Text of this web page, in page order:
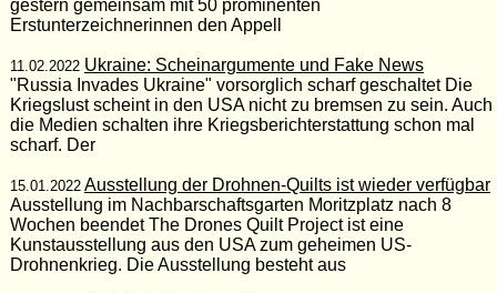
gestern gemeinsam mit 50 prominenten
Erstunterzeichnerinnen den Appell
11.02.2022 Ukraine: Scheinargumente und Fake News
"Russia Invades Ukraine" vorsorglich scharf geschaltet Die
Kriegslust scheint in den USA nicht zu bremsen zu sein. Auch
die Medien schalten ihre Kriegsberichterstattung schon mal
scharf. Der
15.01.2022 Ausstellung der Drohnen-Quilts ist wieder verfügbar
Ausstellung im Nachbarschaftsgarten Moritzplatz nach 8
Wochen beendet The Drones Quilt Project ist eine
Kunstausstellung aus den USA zum geheimen US-
Drohnenkrieg. Die Ausstellung besteht aus